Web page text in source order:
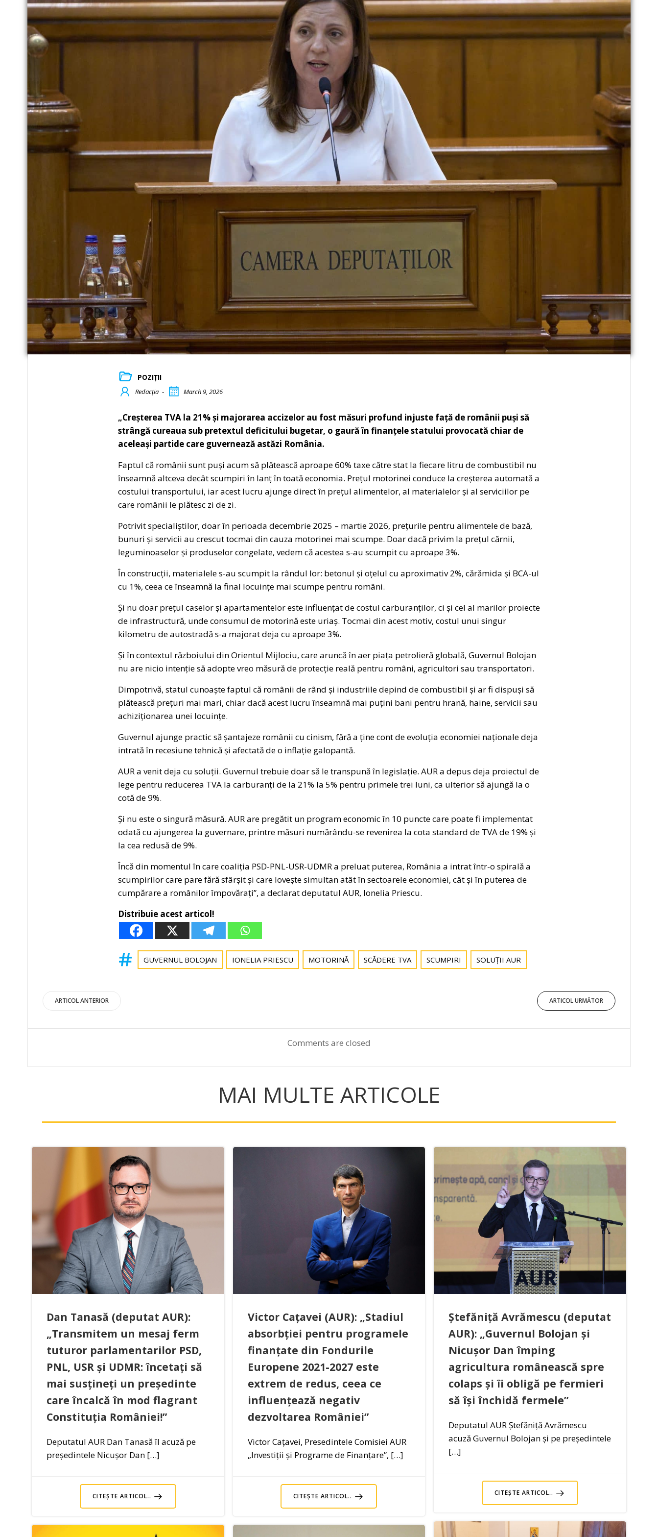
POZIȚII
Redacția - March 9, 2026
„Creșterea TVA la 21% și majorarea accizelor au fost măsuri profund injuste față de românii puși să
strângă cureaua sub pretextul deficitului bugetar, o gaură în finanțele statului provocată chiar de
aceleași partide care guvernează astăzi România.
Faptul că românii sunt puși acum să plătească aproape 60% taxe către stat la fiecare litru de combustibil nu
înseamnă altceva decât scumpiri în lanț în toată economia. Prețul motorinei conduce la creșterea automată a
costului transportului, iar acest lucru ajunge direct în prețul alimentelor, al materialelor și al serviciilor pe
care românii le plătesc zi de zi.
Potrivit specialiștilor, doar în perioada decembrie 2025 – martie 2026, prețurile pentru alimentele de bază,
bunuri și servicii au crescut tocmai din cauza motorinei mai scumpe. Doar dacă privim la prețul cărnii,
leguminoaselor și produselor congelate, vedem că acestea s-au scumpit cu aproape 3%.
În construcții, materialele s-au scumpit la rândul lor: betonul și oțelul cu aproximativ 2%, cărămida și BCA-ul
cu 1%, ceea ce înseamnă la final locuințe mai scumpe pentru români.
Și nu doar prețul caselor și apartamentelor este influențat de costul carburanților, ci și cel al marilor proiecte
de infrastructură, unde consumul de motorină este uriaș. Tocmai din acest motiv, costul unui singur
kilometru de autostradă s-a majorat deja cu aproape 3%.
Și în contextul războiului din Orientul Mijlociu, care aruncă în aer piața petrolieră globală, Guvernul Bolojan
nu are nicio intenție să adopte vreo măsură de protecție reală pentru români, agricultori sau transportatori.
Dimpotrivă, statul cunoaște faptul că românii de rând și industriile depind de combustibil și ar fi dispuși să
plătească prețuri mai mari, chiar dacă acest lucru înseamnă mai puțini bani pentru hrană, haine, servicii sau
achiziționarea unei locuințe.
Guvernul ajunge practic să șantajeze românii cu cinism, fără a ține cont de evoluția economiei naționale deja
intrată în recesiune tehnică și afectată de o inflație galopantă.
AUR a venit deja cu soluții. Guvernul trebuie doar să le transpună în legislație. AUR a depus deja proiectul de
lege pentru reducerea TVA la carburanți de la 21% la 5% pentru primele trei luni, ca ulterior să ajungă la o
cotă de 9%.
Și nu este o singură măsură. AUR are pregătit un program economic în 10 puncte care poate fi implementat
odată cu ajungerea la guvernare, printre măsuri numărându-se revenirea la cota standard de TVA de 19% și
la cea redusă de 9%.
Încă din momentul în care coaliția PSD-PNL-USR-UDMR a preluat puterea, România a intrat într-o spirală a
scumpirilor care pare fără sfârșit și care lovește simultan atât în sectoarele economiei, cât și în puterea de
cumpărare a românilor împovărați”, a declarat deputatul AUR, Ionelia Priescu.
Distribuie acest articol!
GUVERNUL BOLOJAN IONELIA PRIESCU MOTORINĂ SCĂDERE TVA SCUMPIRI SOLUȚII AUR
Post
navigation
ARTICOL ANTERIOR
navigation
ARTICOL URMĂTOR
Comments are closed
MAI MULTE ARTICOLE
Dan Tanasă (deputat AUR):
„Transmitem un mesaj ferm
tuturor parlamentarilor PSD,
PNL, USR și UDMR: încetați să
mai susțineți un președinte
care încalcă în mod flagrant
Constituția României!”
Deputatul AUR Dan Tanasă îl acuză pe
președintele Nicușor Dan […]
CITEȘTE ARTICOL..
Victor Cațavei (AUR): „Stadiul
absorbției pentru programele
finanțate din Fondurile
Europene 2021-2027 este
extrem de redus, ceea ce
influențează negativ
dezvoltarea României”
Victor Cațavei, Presedintele Comisiei AUR
„Investiții și Programe de Finanțare”, […]
CITEȘTE ARTICOL..
Ștefăniță Avrămescu (deputat
AUR): „Guvernul Bolojan și
Nicușor Dan împing
agricultura românească spre
colaps și îi obligă pe fermieri
să își închidă fermele”
Deputatul AUR Ștefăniță Avrămescu
acuză Guvernul Bolojan și pe președintele
[…]
CITEȘTE ARTICOL..